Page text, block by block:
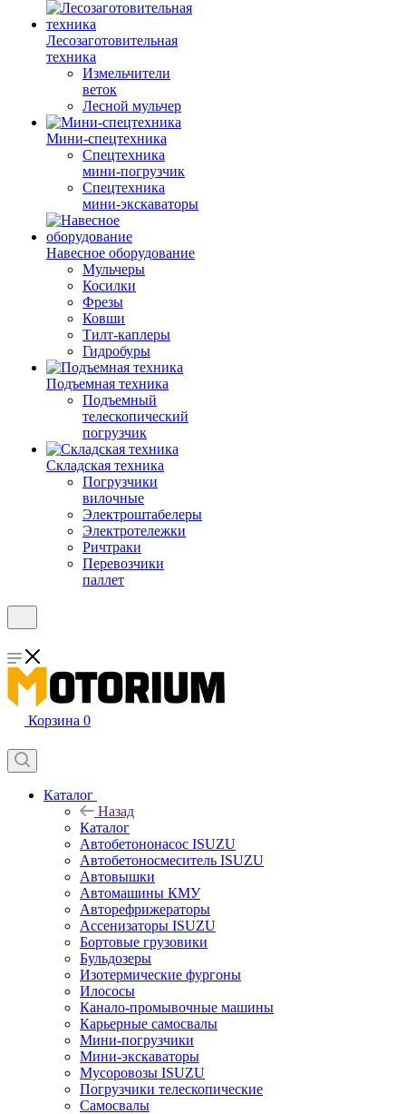
Лесозаготовительная
техника
Измельчители
веток
Лесной мульчер
Мини-спецтехника
Спецтехника
мини-погрузчик
Спецтехника
мини-экскаваторы
Навесное оборудование
Мульчеры
Косилки
Фрезы
Ковши
Тилт-каплеры
Гидробуры
Подъемная техника
Подъемный
телескопический
погрузчик
Складская техника
Погрузчики
вилочные
Электроштабелеры
Электротележки
Ричтраки
Перевозчики
паллет
Корзина 0
Каталог
Назад
Каталог
Автобетононасос ISUZU
Автобетоносмеситель ISUZU
Автовышки
Автомашины КМУ
Авторефрижераторы
Ассенизаторы ISUZU
Бортовые грузовики
Бульдозеры
Изотермические фургоны
Илососы
Канало-промывочные машины
Карьерные самосвалы
Мини-погрузчики
Мини-экскаваторы
Мусоровозы ISUZU
Погрузчики телескопические
Самосвалы